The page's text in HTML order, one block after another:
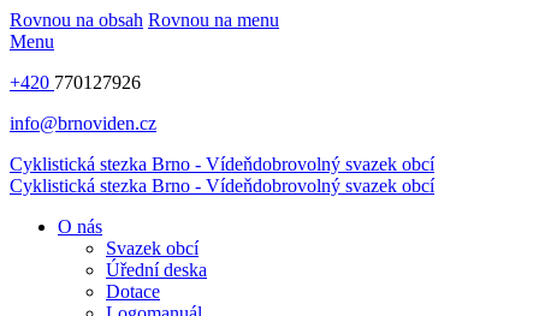
Rovnou na obsah Rovnou na menu
Menu
+420 770127926
info@brnoviden.cz
Cyklistická stezka Brno - Vídeňdobrovolný svazek obcí
Cyklistická stezka Brno - Vídeňdobrovolný svazek obcí
O nás
Svazek obcí
Úřední deska
Dotace